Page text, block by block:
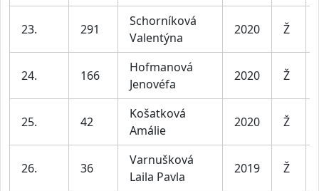
23. 291
Schorníková
Valentýna
2020 Ž
24. 166
Hofmanová
Jenovéfa
2020 Ž
25. 42
Košatková
Amálie
2020 Ž
26. 36
Varnušková
Laila Pavla
2019 Ž